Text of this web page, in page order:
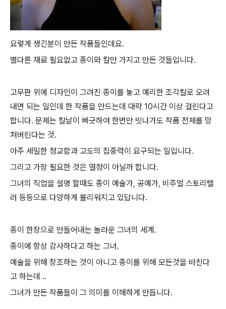
요렇게 생긴분이 만든 작품들인데요.
별다른 재료 필요없고 종이와 칼만 가지고 만든 것들입니다.
고무판 위에 디자인이 그려진 종이를 놓고 예리한 조각칼로 오려
내면 되는 일인데 한 작품을 만드는데 대략 10시간 이상 걸린다고
합니다. 문제는 칼날이 삐긋하여 한번만 빗나가도 작품 전체를 망
쳐버린다는 것.
아주 세밀한 정교함과 고도의 집중력이 요구되는 일입니다.
그리고 가장 필요한 것은 열정이 아닐까 합니다.
그녀의 직업을 설명 할때도 종이 예술가, 공예가, 비주얼 스토리텔
러 등등으로 다양하게 불리워지고 있답니다.
종이 한장으로 만들어내는 놀라운 그녀의 세계.
종이에 항상 감사하다고 하는 그녀.
예술을 위해 창조하는 것이 아니고 종이를 위해 모든것을 바친다
고 하는데 ..
그녀가 만든 작품들이 그 의미를 이해하게 만듭니다.